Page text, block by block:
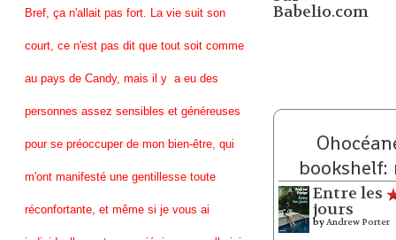
Bref, ça n'allait pas fort. La vie suit son
court, ce n'est pas dit que tout soit comme
au pays de Candy, mais il y a eu des
personnes assez sensibles et généreuses
pour se préoccuper de mon bien-être, qui
m'ont manifesté une gentillesse toute
réconfortante, et même si je vous ai
bookshelf:
Entre les
jours
byAndrew Porter